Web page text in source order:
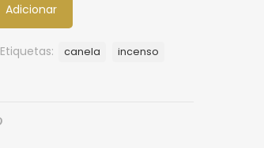
Adicionar
Etiquetas: canela
incenso